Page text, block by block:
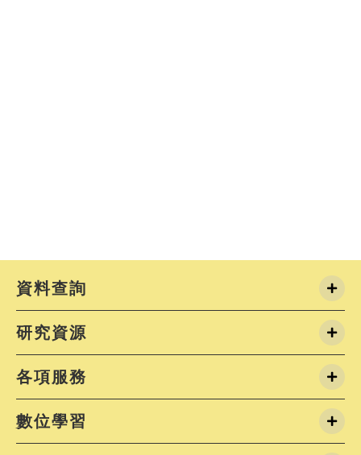
資料查詢
研究資源
各項服務
數位學習